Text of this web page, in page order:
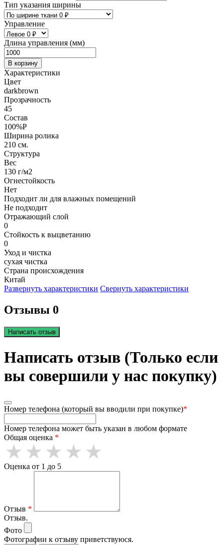
Тип указания ширины
Управление
Длина управления (мм)
В корзину
Характеристики
Цвет
darkbrown
Прозрачность
45
Состав
100%P
Ширина ролика
210 см.
Структура
Вес
130 г/м2
Огнестойкость
Нет
Подходит ли для влажных помещений
Не подходит
Отражающий слой
0
Стойкость к выцветанию
0
Уход и чистка
сухая чистка
Страна происхождения
Китай
Развернуть характеристики Свернуть характеристики
Отзывы 0
Написать отзыв
Написать отзыв (Только если
вы совершили у нас покупку)
Номер телефона (который вы вводили при покупке)*
Номер телефона может быть указан в любом формате
Общая оценка *
Оценка от 1 до 5
Отзыв *
Отзыв.
Фото
Фотографии к отзыву приветствуюся.